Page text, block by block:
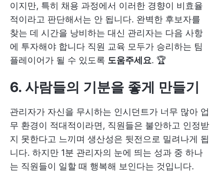
이지만, 특히 채용 과정에서 이러한 경향이 비효율
적이라고 판단해서는 안 됩니다. 완벽한 후보자를
찾는 데 시간을 낭비하는 대신 관리자는 다음 사항
에 투자해야 합니다 직원 교육 모두가 승리하는 팀
플레이어가 될 수 있도록 도움주세요. 🏆
6. 사람들의 기분을 좋게 만들기
관리자가 자신을 무시하는 인시던트가 너무 많아 업
무 환경이 적대적이라면, 직원들은 불안하고 인정받
지 못한다고 느끼며 생산성은 뒷전으로 밀려나게 됩
니다. 하지만 1분 관리자의 눈에 띄는 성과 중 하나
는 직원들이 일할 때 행복해 보인다는 것입니다.